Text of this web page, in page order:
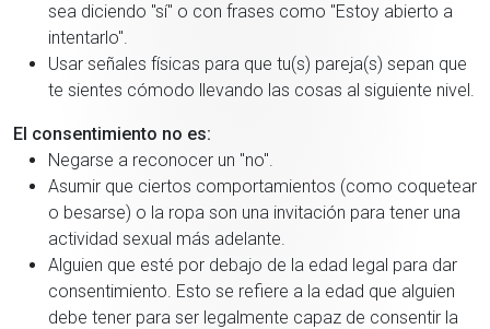
sea diciendo "sí" o con frases como "Estoy abierto a
intentarlo".
Usar señales físicas para que tu(s) pareja(s) sepan que
te sientes cómodo llevando las cosas al siguiente nivel.
El consentimiento no es:
Negarse a reconocer un "no".
Asumir que ciertos comportamientos (como coquetear
o besarse) o la ropa son una invitación para tener una
actividad sexual más adelante.
Alguien que esté por debajo de la edad legal para dar
consentimiento. Esto se refiere a la edad que alguien
debe tener para ser legalmente capaz de consentir la